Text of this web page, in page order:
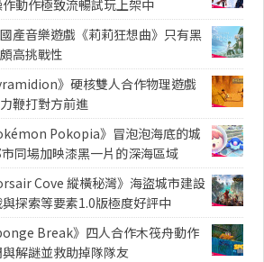
動作極致流暢試玩上架中
國產音樂遊戲《莉莉狂想曲》只有黑
高挑戰性
》硬核雙人合作物理遊戲
鞭打對方前進
Pokopia》冒泡泡海底的城
同場加映漆黑一片的深海區域
Cove 縱橫秘灣》海盜城市建設
探索等要素1.0版極度好評中
Break》四人合作木筏舟動作
解謎並救助掉隊隊友